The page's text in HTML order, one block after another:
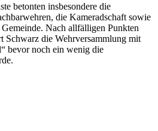
betonten insbesondere die
die Kameradschaft sowie
Nach allfälligen Punkten
Schwarz die Wehrversammlung mit
bevor noch ein wenig die